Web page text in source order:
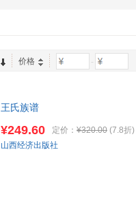
价格 -
王氏族谱
¥249.60 定价： ¥320.00 (7.8折)
山西经济出版社